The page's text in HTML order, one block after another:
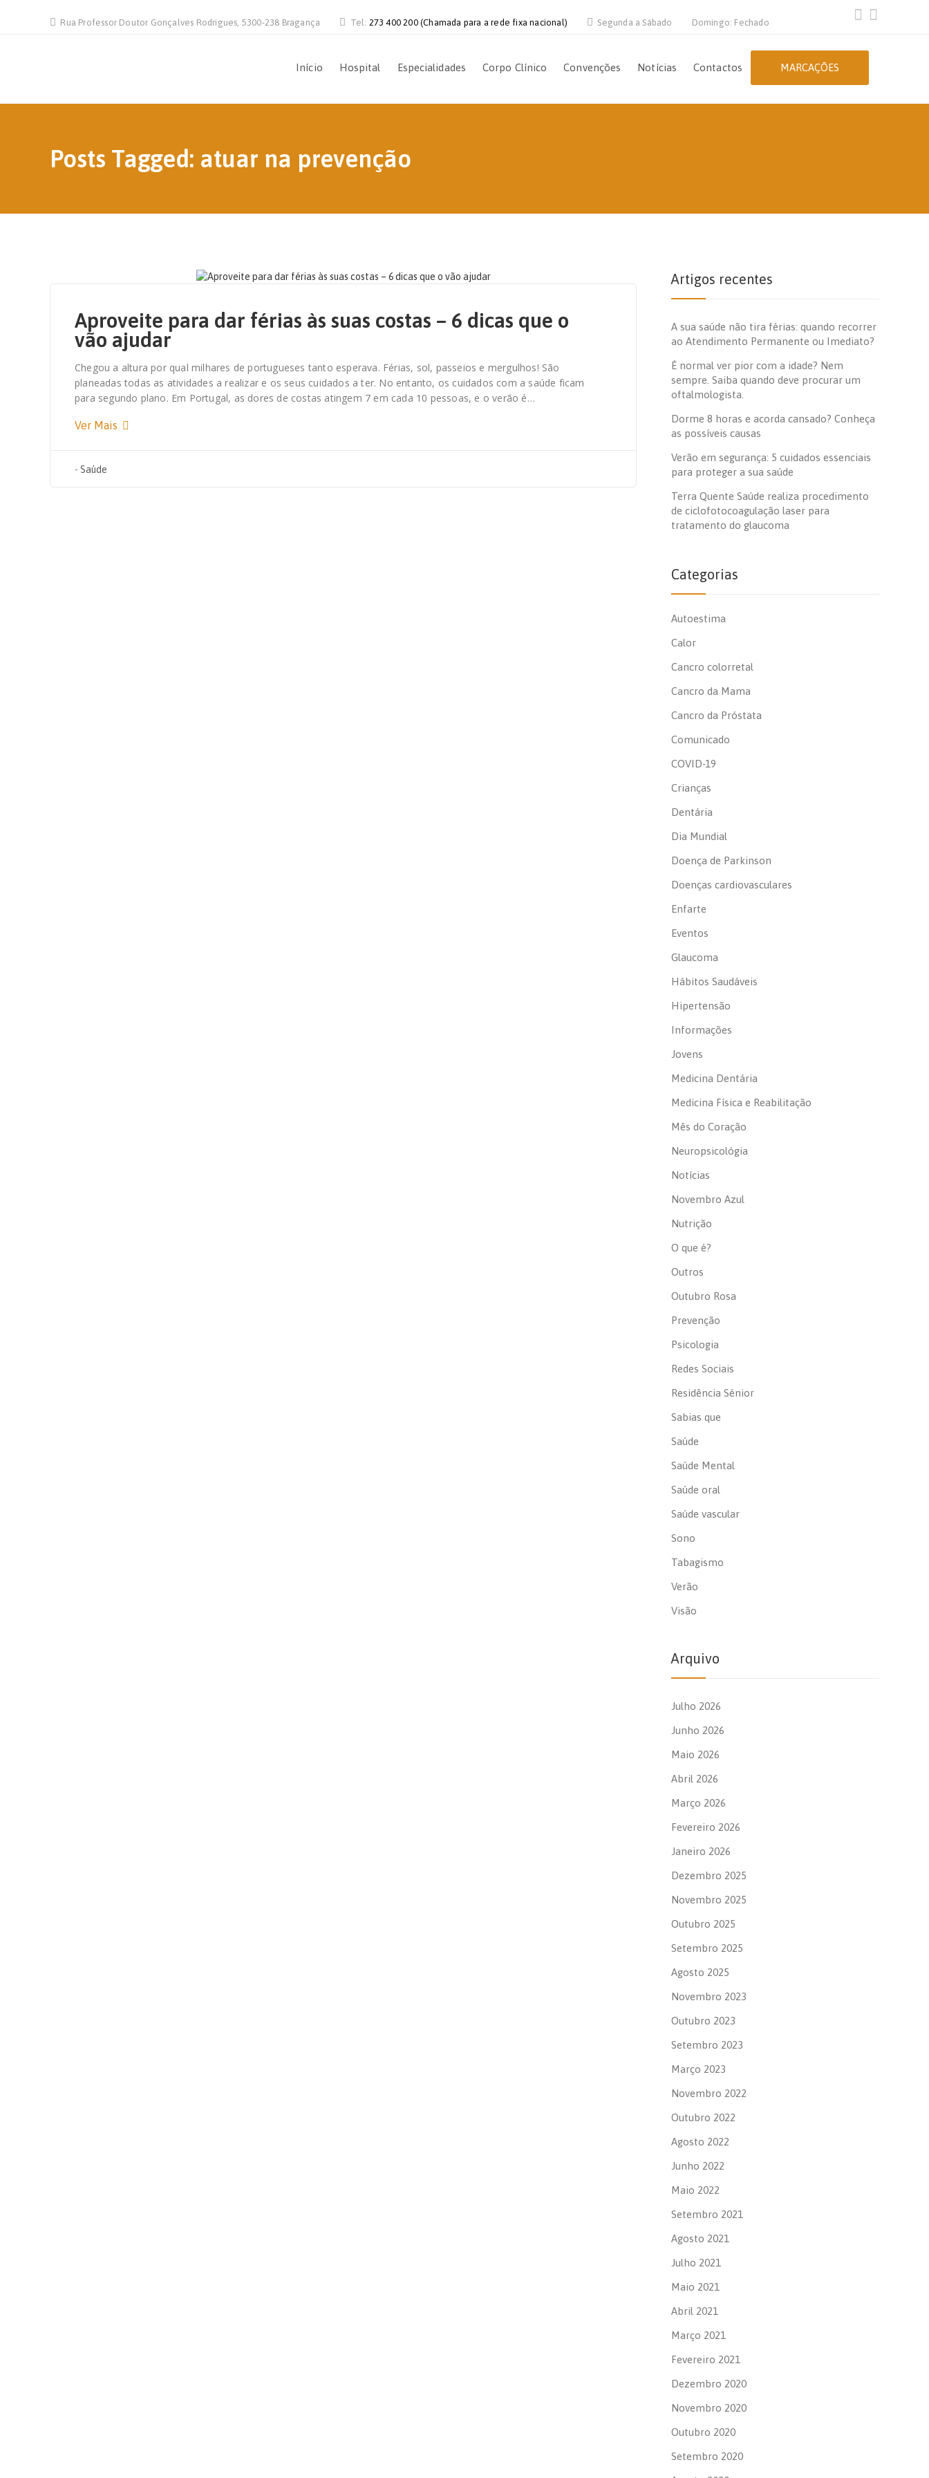
Rua Professor Doutor Gonçalves Rodrigues, 5300-238 Bragança Tel: 273 400 200 (Chamada para a rede fixa nacional) Segunda a Sábado Domingo: Fechado
Início Hospital Especialidades Corpo Clínico Convenções Notícias Contactos MARCAÇÕES
Posts Tagged: atuar na prevenção
Aproveite para dar férias às suas costas – 6 dicas que o
vão ajudar
Chegou a altura por qual milhares de portugueses tanto esperava. Férias, sol, passeios e mergulhos! São
planeadas todas as atividades a realizar e os seus cuidados a ter. No entanto, os cuidados com a saúde ficam
para segundo plano. Em Portugal, as dores de costas atingem 7 em cada 10 pessoas, e o verão é…
Ver Mais
- Saúde
Artigos recentes
A sua saúde não tira férias: quando recorrer
ao Atendimento Permanente ou Imediato?
É normal ver pior com a idade? Nem
sempre. Saiba quando deve procurar um
oftalmologista.
Dorme 8 horas e acorda cansado? Conheça
as possíveis causas
Verão em segurança: 5 cuidados essenciais
para proteger a sua saúde
Terra Quente Saúde realiza procedimento
de ciclofotocoagulação laser para
tratamento do glaucoma
Categorias
Autoestima
Calor
Cancro colorretal
Cancro da Mama
Cancro da Próstata
Comunicado
COVID-19
Crianças
Dentária
Dia Mundial
Doença de Parkinson
Doenças cardiovasculares
Enfarte
Eventos
Glaucoma
Hábitos Saudáveis
Hipertensão
Informações
Jovens
Medicina Dentária
Medicina Física e Reabilitação
Mês do Coração
Neuropsicológia
Notícias
Novembro Azul
Nutrição
O que é?
Outros
Outubro Rosa
Prevenção
Psicologia
Redes Sociais
Residência Sénior
Sabias que
Saúde
Saúde Mental
Saúde oral
Saúde vascular
Sono
Tabagismo
Verão
Visão
Arquivo
Julho 2026
Junho 2026
Maio 2026
Abril 2026
Março 2026
Fevereiro 2026
Janeiro 2026
Dezembro 2025
Novembro 2025
Outubro 2025
Setembro 2025
Agosto 2025
Novembro 2023
Outubro 2023
Setembro 2023
Março 2023
Novembro 2022
Outubro 2022
Agosto 2022
Junho 2022
Maio 2022
Setembro 2021
Agosto 2021
Julho 2021
Maio 2021
Abril 2021
Março 2021
Fevereiro 2021
Dezembro 2020
Novembro 2020
Outubro 2020
Setembro 2020